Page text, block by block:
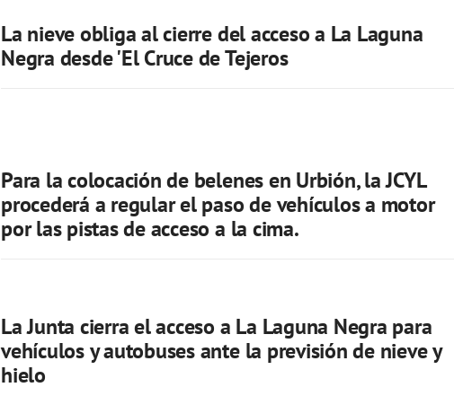
La nieve obliga al cierre del acceso a La Laguna
Negra desde 'El Cruce de Tejeros
Para la colocación de belenes en Urbión, la JCYL
procederá a regular el paso de vehículos a motor
por las pistas de acceso a la cima.
La Junta cierra el acceso a La Laguna Negra para
vehículos y autobuses ante la previsión de nieve y
hielo